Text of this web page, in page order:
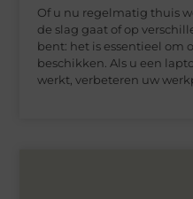
Of u nu regelmatig thuis
de slag gaat of op
bent: het is essentieel om
beschikken. Als u een
werkt, verbeteren uw